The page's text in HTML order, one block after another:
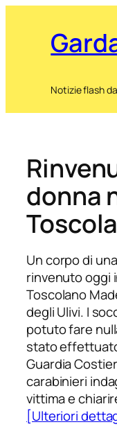
Notizie flash
donna
Un corpo di
rinvenuto oggi
Toscolano
degli Ulivi. I
potuto fare
stato
Guardia
carabinieri
vittima e
[Ulteriori